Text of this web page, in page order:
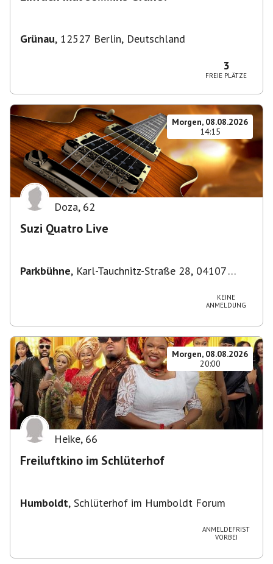
Grünau, 12527 Berlin, Deutschland
3
FREIE PLÄTZE
Morgen, 08.08.2026
14:15
Doza, 62
Suzi Quatro Live
Parkbühne, Karl-Tauchnitz-Straße 28, 04107
KEINE
ANMELDUNG
Morgen, 08.08.2026
20:00
Heike, 66
Freiluftkino im Schlüterhof
Humboldt, Schlüterhof im Humboldt Forum
ANMELDEFRIST
VORBEI